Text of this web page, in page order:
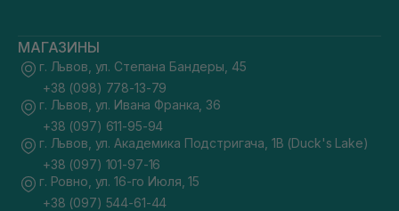
МАГАЗИНЫ
г. Львов, ул. Степана Бандеры, 45
+38 (098) 778-13-79
г. Львов, ул. Ивана Франка, 36
+38 (097) 611-95-94
г. Львов, ул. Академика Подстригача, 1В (Duck's Lake)
+38 (097) 101-97-16
г. Ровно, ул. 16-го Июля, 15
+38 (097) 544-61-44